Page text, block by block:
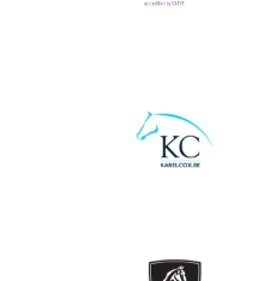
Afbeelding
Afbeelding